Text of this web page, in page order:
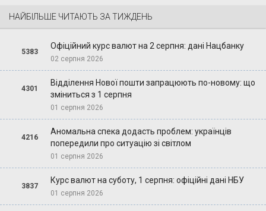
НАЙБІЛЬШЕ ЧИТАЮТЬ ЗА ТИЖДЕНЬ
5383
Офіційний курс валют на 2 серпня: дані Нацбанку
02 серпня 2026
4301
Відділення Нової пошти запрацюють по-новому: що
зміниться з 1 серпня
01 серпня 2026
4216
Аномальна спека додасть проблем: українців
попередили про ситуацію зі світлом
01 серпня 2026
3837
Курс валют на суботу, 1 серпня: офіційні дані НБУ
01 серпня 2026